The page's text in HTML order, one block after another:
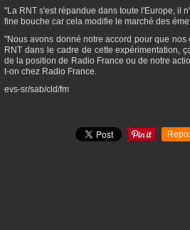
"La RNT s'est répandue dans toute l'Europe, il
fine bouche car cela modifie le marché des
"Nous avons donné notre accord pour que nos
RNT dans le cadre de cette expérimentation,
de la position de Radio France ou de notre
t-on chez Radio France.
evs-sr/sab/cld/fm